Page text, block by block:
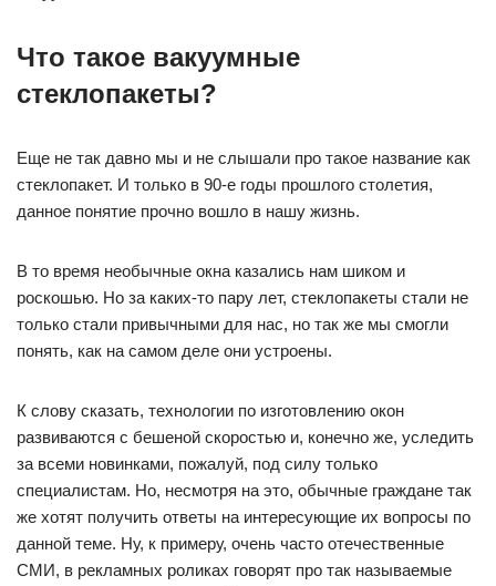
Что такое вакуумные
стеклопакеты?
Еще не так давно мы и не слышали про такое название как
стеклопакет. И только в 90-е годы прошлого столетия,
данное понятие прочно вошло в нашу жизнь.
В то время необычные окна казались нам шиком и
роскошью. Но за каких-то пару лет, стеклопакеты стали не
только стали привычными для нас, но так же мы смогли
понять, как на самом деле они устроены.
К слову сказать, технологии по изготовлению окон
развиваются с бешеной скоростью и, конечно же, уследить
за всеми новинками, пожалуй, под силу только
специалистам. Но, несмотря на это, обычные граждане так
же хотят получить ответы на интересующие их вопросы по
данной теме. Ну, к примеру, очень часто отечественные
СМИ, в рекламных роликах говорят про так называемые